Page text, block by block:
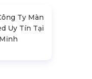
Ty Màn
Uy Tín Tại